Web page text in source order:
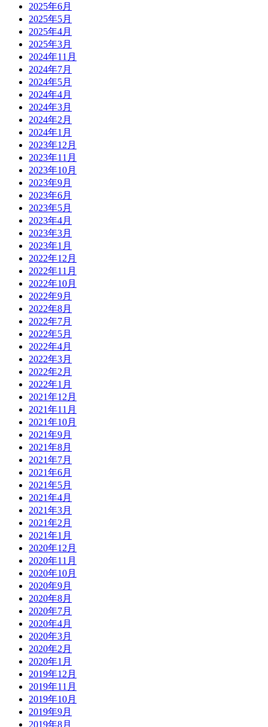
2025年6月
2025年5月
2025年4月
2025年3月
2024年11月
2024年7月
2024年5月
2024年4月
2024年3月
2024年2月
2024年1月
2023年12月
2023年11月
2023年10月
2023年9月
2023年6月
2023年5月
2023年4月
2023年3月
2023年1月
2022年12月
2022年11月
2022年10月
2022年9月
2022年8月
2022年7月
2022年5月
2022年4月
2022年3月
2022年2月
2022年1月
2021年12月
2021年11月
2021年10月
2021年9月
2021年8月
2021年7月
2021年6月
2021年5月
2021年4月
2021年3月
2021年2月
2021年1月
2020年12月
2020年11月
2020年10月
2020年9月
2020年8月
2020年7月
2020年4月
2020年3月
2020年2月
2020年1月
2019年12月
2019年11月
2019年10月
2019年9月
2019年8月